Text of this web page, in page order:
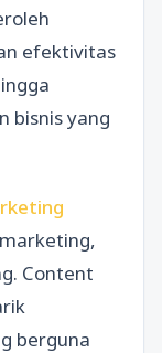
efektivitas
bisnis yang
Content
berguna